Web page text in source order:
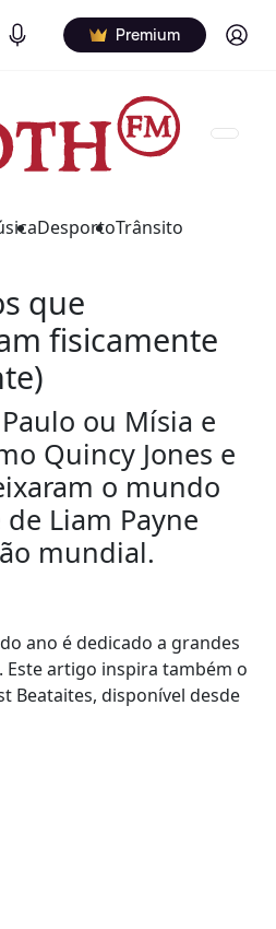
Podcasts Premium Log in
DesportoTrânsito
que
fisicamente
ou Mísia e
Quincy Jones e
o mundo
Liam Payne
mundial.
ano é dedicado a grandes
artigo inspira também o
Beataites, disponível desde